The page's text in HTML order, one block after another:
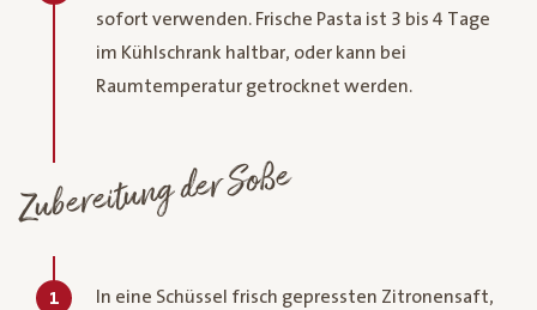
sofort verwenden. Frische Pasta ist 3 bis 4 Tage
im Kühlschrank haltbar, oder kann bei
Raumtemperatur getrocknet werden.
Zubereitung der Soße
1
In eine Schüssel frisch gepressten Zitronensaft,